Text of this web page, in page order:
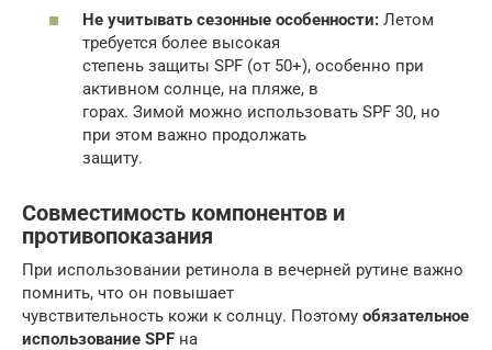
Не учитывать сезонные особенности: Летом
требуется более высокая
степень защиты SPF (от 50+), особенно при
активном солнце, на пляже, в
горах. Зимой можно использовать SPF 30, но
при этом важно продолжать
защиту.
Совместимость компонентов и
противопоказания
При использовании ретинола в вечерней рутине важно
помнить, что он повышает
чувствительность кожи к солнцу. Поэтому обязательное
использование SPF на